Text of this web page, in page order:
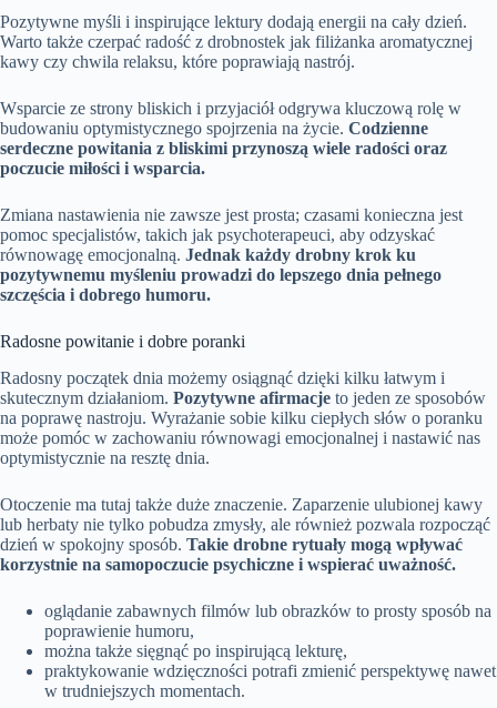
Pozytywne myśli i inspirujące lektury dodają energii na cały dzień.
Warto także czerpać radość z drobnostek jak filiżanka aromatycznej
kawy czy chwila relaksu, które poprawiają nastrój.
Wsparcie ze strony bliskich i przyjaciół odgrywa kluczową rolę w
budowaniu optymistycznego spojrzenia na życie. Codzienne
serdeczne powitania z bliskimi przynoszą wiele radości oraz
poczucie miłości i wsparcia.
Zmiana nastawienia nie zawsze jest prosta; czasami konieczna jest
pomoc specjalistów, takich jak psychoterapeuci, aby odzyskać
równowagę emocjonalną. Jednak każdy drobny krok ku
pozytywnemu myśleniu prowadzi do lepszego dnia pełnego
szczęścia i dobrego humoru.
Radosne powitanie i dobre poranki
Radosny początek dnia możemy osiągnąć dzięki kilku łatwym i
skutecznym działaniom. Pozytywne afirmacje to jeden ze sposobów
na poprawę nastroju. Wyrażanie sobie kilku ciepłych słów o poranku
może pomóc w zachowaniu równowagi emocjonalnej i nastawić nas
optymistycznie na resztę dnia.
Otoczenie ma tutaj także duże znaczenie. Zaparzenie ulubionej kawy
lub herbaty nie tylko pobudza zmysły, ale również pozwala rozpocząć
dzień w spokojny sposób. Takie drobne rytuały mogą wpływać
korzystnie na samopoczucie psychiczne i wspierać uważność.
oglądanie zabawnych filmów lub obrazków to prosty sposób na
poprawienie humoru,
można także sięgnąć po inspirującą lekturę,
praktykowanie wdzięczności potrafi zmienić perspektywę nawet
w trudniejszych momentach.